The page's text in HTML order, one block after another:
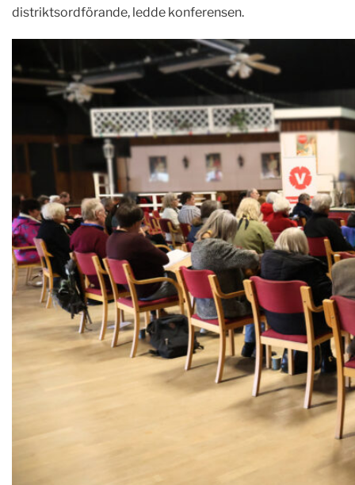
distriktsordförande, ledde konferensen.